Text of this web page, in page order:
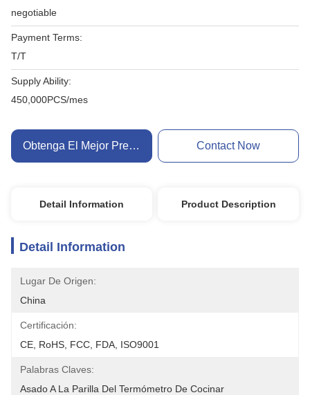
negotiable
Payment Terms:
T/T
Supply Ability:
450,000PCS/mes
Obtenga El Mejor Precio Contact Now
Detail Information Product Description
Detail Information
Lugar De Origen:
China
Certificación:
CE, RoHS, FCC, FDA, ISO9001
Palabras Claves:
Asado A La Parilla Del Termómetro De Cocinar